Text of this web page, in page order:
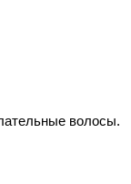
волосы.